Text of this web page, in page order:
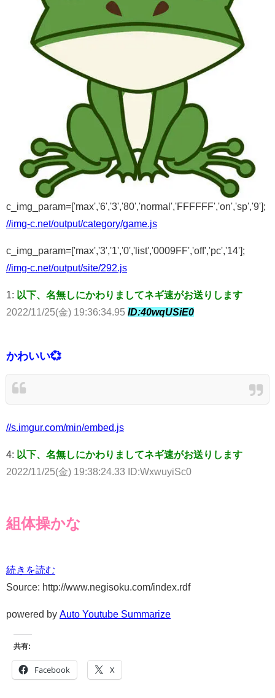
c_img_param=['max','6','3','80','normal','FFFFFF','on','sp','9'];
//img-c.net/output/category/game.js
c_img_param=['max','3','1','0','list','0009FF','off','pc','14'];
//img-c.net/output/site/292.js
1: 以下、名無しにかわりましてネギ速がお送りします
2022/11/25(金) 19:36:34.95 ID:40wqUSiE0
かわいい💞
//s.imgur.com/min/embed.js
4: 以下、名無しにかわりましてネギ速がお送りします
2022/11/25(金) 19:38:24.33 ID:WxwuyiSc0
組体操かな
続きを読む
Source: http://www.negisoku.com/index.rdf
powered by Auto Youtube Summarize
共有:
Facebook X